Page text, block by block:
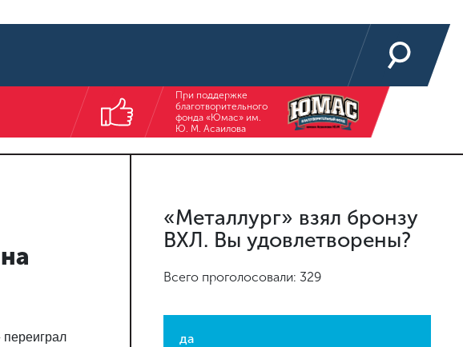
При поддержке
благотворительного
фонда «Юмас» им.
Ю. М. Асаилова
переиграл
«Металлург» взял бронзу
ВХЛ. Вы удовлетворены?
Всего проголосовали: 329
да